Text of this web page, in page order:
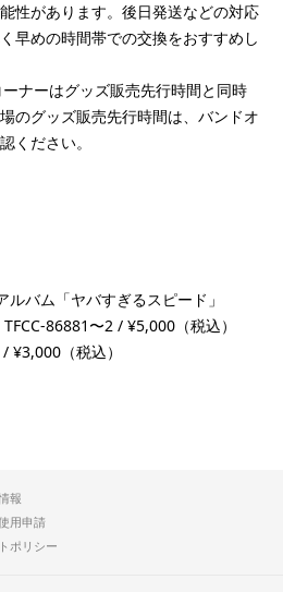
性があります。後日発送などの対応
早めの時間帯での交換をおすすめし
ナーはグッズ販売先行時間と同時
のグッズ販売先行時間は、バンドオ
ください。
バム「ヤバすぎるスピード」
86881〜2 / ¥5,000（税込）
¥3,000（税込）
報
用申請
ポリシー